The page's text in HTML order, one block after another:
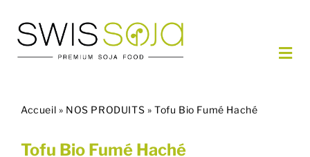
contenu
COMMANDER
Accueil » NOS PRODUITS »Tofu Bio Fumé Haché
Tofu Bio Fumé Haché